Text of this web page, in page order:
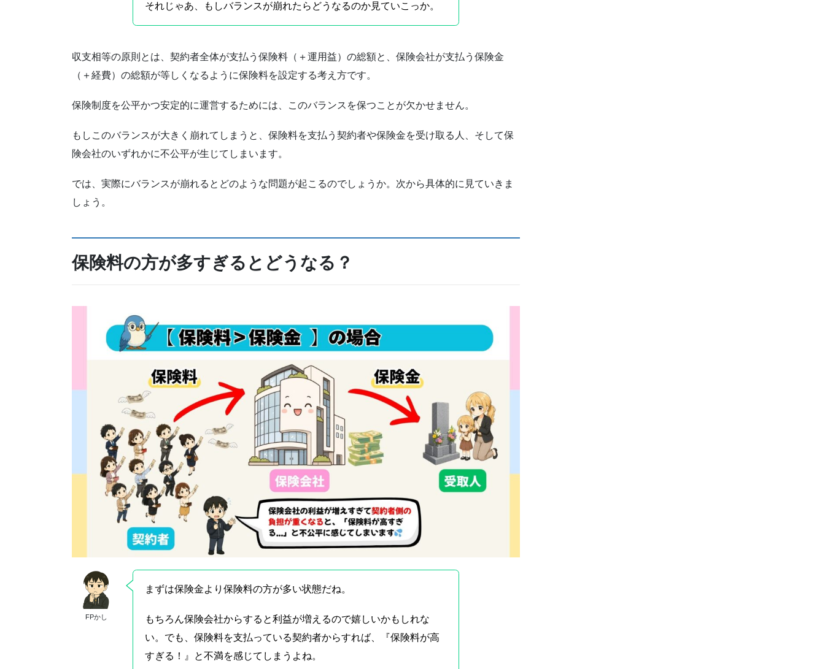
それじゃあ、もしバランスが崩れたらどうなるのか見ていこっか。
収支相等の原則とは、契約者全体が支払う保険料（＋運用益）の総額と、保険会社が支払う保険金
（＋経費）の総額が等しくなるように保険料を設定する考え方です。
保険制度を公平かつ安定的に運営するためには、このバランスを保つことが欠かせません。
もしこのバランスが大きく崩れてしまうと、保険料を支払う契約者や保険金を受け取る人、そして保
険会社のいずれかに不公平が生じてしまいます。
では、実際にバランスが崩れるとどのような問題が起こるのでしょうか。次から具体的に見ていきま
しょう。
保険料の方が多すぎるとどうなる？
FPかし
まずは保険金より保険料の方が多い状態だね。
もちろん保険会社からすると利益が増えるので嬉しいかもしれな
い。でも、保険料を支払っている契約者からすれば、『保険料が高
すぎる！』と不満を感じてしまうよね。